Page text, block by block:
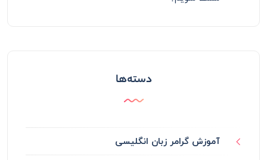
دسته‌ها
آموزش گرامر زبان انگلیسی